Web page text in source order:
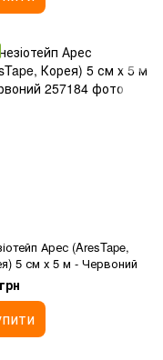
Арес (AresTape,
5 см х 5 м - Червоний